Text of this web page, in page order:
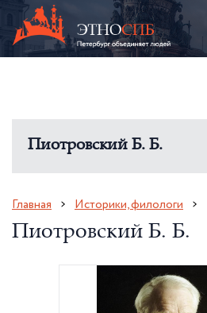
Пиотровский Б. Б.
Главная Историки, филологи
Пиотровский Б. Б.